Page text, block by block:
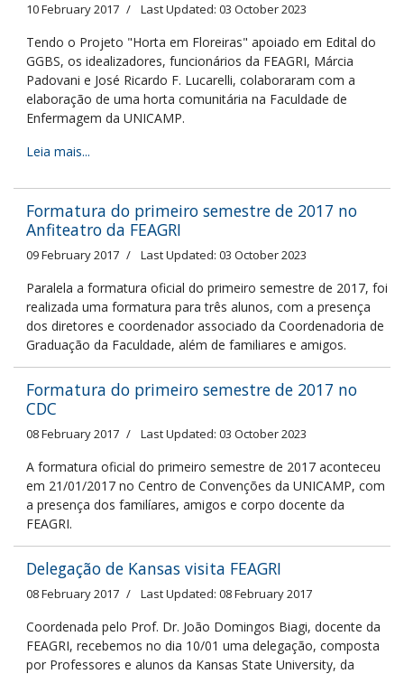
10 February 2017 Last Updated: 03 October 2023
Tendo o Projeto "Horta em Floreiras" apoiado em Edital do
GGBS, os idealizadores, funcionários da FEAGRI, Márcia
Padovani e José Ricardo F. Lucarelli, colaboraram com a
elaboração de uma horta comunitária na Faculdade de
Enfermagem da UNICAMP.
Leia mais...
Formatura do primeiro semestre de 2017 no
Anfiteatro da FEAGRI
09 February 2017 Last Updated: 03 October 2023
Paralela a formatura oficial do primeiro semestre de 2017, foi
realizada uma formatura para três alunos, com a presença
dos diretores e coordenador associado da Coordenadoria de
Graduação da Faculdade, além de familiares e amigos.
Formatura do primeiro semestre de 2017 no
CDC
08 February 2017 Last Updated: 03 October 2023
A formatura oficial do primeiro semestre de 2017 aconteceu
em 21/01/2017 no Centro de Convenções da UNICAMP, com
a presença dos familíares, amigos e corpo docente da
FEAGRI.
Delegação de Kansas visita FEAGRI
08 February 2017 Last Updated: 08 February 2017
Coordenada pelo Prof. Dr. João Domingos Biagi, docente da
FEAGRI, recebemos no dia 10/01 uma delegação, composta
por Professores e alunos da Kansas State University, da